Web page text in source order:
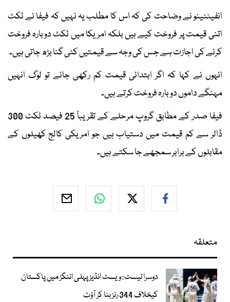
انفینٹینو نے وضاحت کی کہ اس کا مطلب یہ نہیں کہ فیفا نے ٹکٹ
اتنی قیمت پر فروخت کیے ہیں بلکہ امریکا میں ٹکٹ دوبارہ فروخت
کرنے کی اجازت ہے جس کی وجہ سے قیمتیں کئی گنا بڑھ جاتی ہیں۔
انہوں نے کہا کہ اگر ابتدائی قیمت کم رکھی جائے تو لوگ انہیں
مہنگے داموں دوبارہ فروخت کرتے ہیں۔
فیفا صدر کے مطابق گروپ مرحلے کے تقریباً 25 فیصد ٹکٹ 300
ڈالر سے کم قیمت میں دستیاب ہیں جو امریکی کالج کھیلوں کے
مقابلوں کے برابر سمجھے جا سکتے ہیں۔
متعلقہ
دوسرا ٹیسٹ: ویسٹ انڈیز پہلی اننگز میں پاکستان
کیخلاف 344 رنز بنا کر آؤٹ